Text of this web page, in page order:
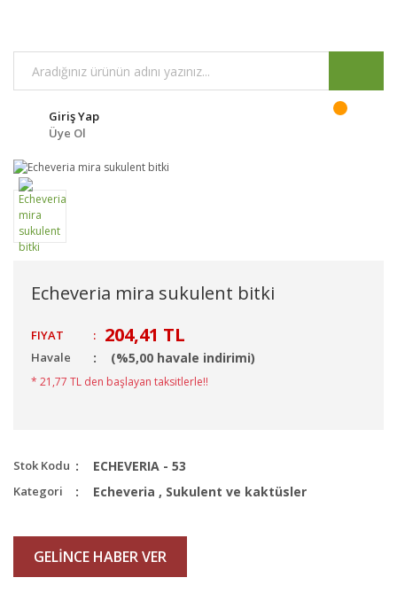
Giriş Yap
Üye Ol
Echeveria mira sukulent bitki
FIYAT : 204,41 TL
Havale (%5,00 havale indirimi)
* 21,77 TL den başlayan taksitlerle!!
Stok Kodu ECHEVERIA - 53
Kategori Echeveria , Sukulent ve kaktüsler
GELİNCE HABER VER